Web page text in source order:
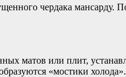
чердака
матов или плит,
«мостики